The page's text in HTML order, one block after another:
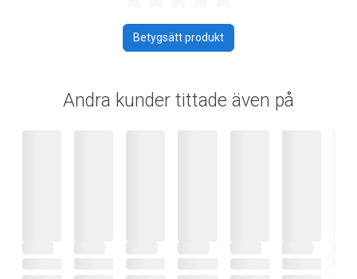
Betygsätt produkt
Andra kunder tittade även på